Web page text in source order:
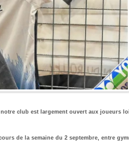
club est largement ouvert aux joueurs
de la semaine du 2 septembre, entre